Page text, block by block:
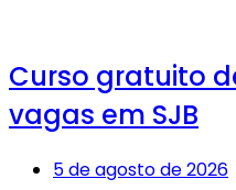
Curso gratuito
vagas em SJB
5 de agosto de 2026